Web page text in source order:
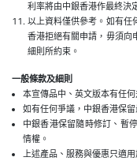
利率將由中銀香港作最終決
以上資料僅供參考。如有任
香港拒絕有關申請，毋須向
細則所約束。
一般條款及細則
本宣傳品中、英文版本有任
如有任何爭議，中銀香港保留
中銀香港保留隨時修訂、暫
情權。
上述產品、服務與優惠只適用